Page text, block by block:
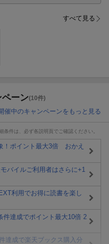
すべて見る
ーン(10件)
催中のキャンペーンをもっと見る
件は、必ず各説明頁でご確認ください。
！ポイント最大3倍 おかえ
バイルご利用者はさらに+1
利用でお得に読書を楽し
件達成でポイント最大10倍 2
達成で楽天ブックス購入分